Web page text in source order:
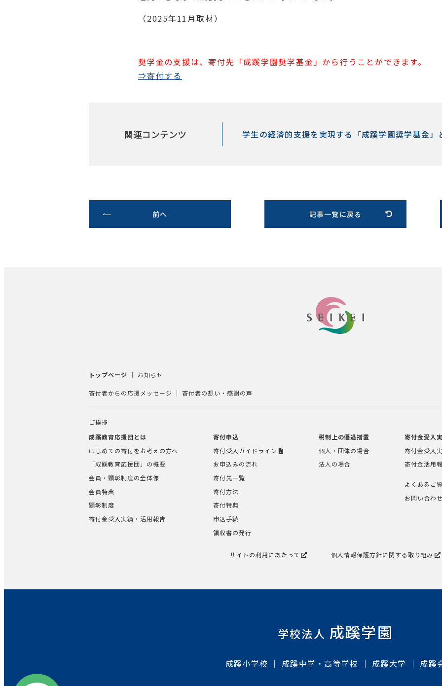
（2025年11月取材）
奨学金の支援は、寄付先「成蹊学園奨学基金」から行うことができます。
⇒寄付する
関連コンテンツ 学生の経済的支援を実現する「成蹊学園奨学基金」
前へ 記事一覧に戻る
トップページ お知らせ
寄付者からの応援メッセージ 寄付者の想い・感謝の声
ご挨拶
成蹊教育応援団とは
はじめての寄付をお考えの方へ
「成蹊教育応援団」の概要
会員・顕彰制度の全体像
会員特典
顕彰制度
寄付金受入実績・活用報告
寄付申込
寄付受入ガイドライン
お申込みの流れ
寄付先一覧
寄付方法
寄付特典
申込手続
領収書の発行
税制上の優遇措置
個人・団体の場合
法人の場合
寄付金受入
寄付金受入
寄付金活用
よくあるご
お問い合わせ
サイトの利用にあたって 個人情報保護方針に関する取り組み
学校法人 成蹊学園
成蹊小学校 成蹊中学・高等学校 成蹊大学 成蹊